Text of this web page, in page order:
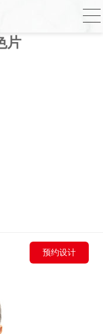
,芭乐APP下载
频APP下载
片
预约设计